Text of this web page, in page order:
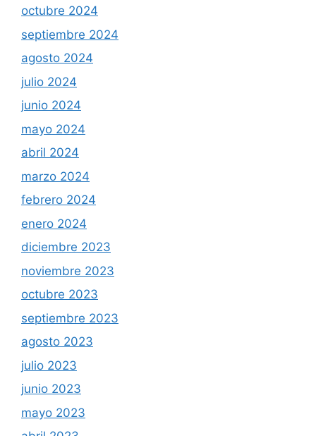
octubre 2024
septiembre 2024
agosto 2024
julio 2024
junio 2024
mayo 2024
abril 2024
marzo 2024
febrero 2024
enero 2024
diciembre 2023
noviembre 2023
octubre 2023
septiembre 2023
agosto 2023
julio 2023
junio 2023
mayo 2023